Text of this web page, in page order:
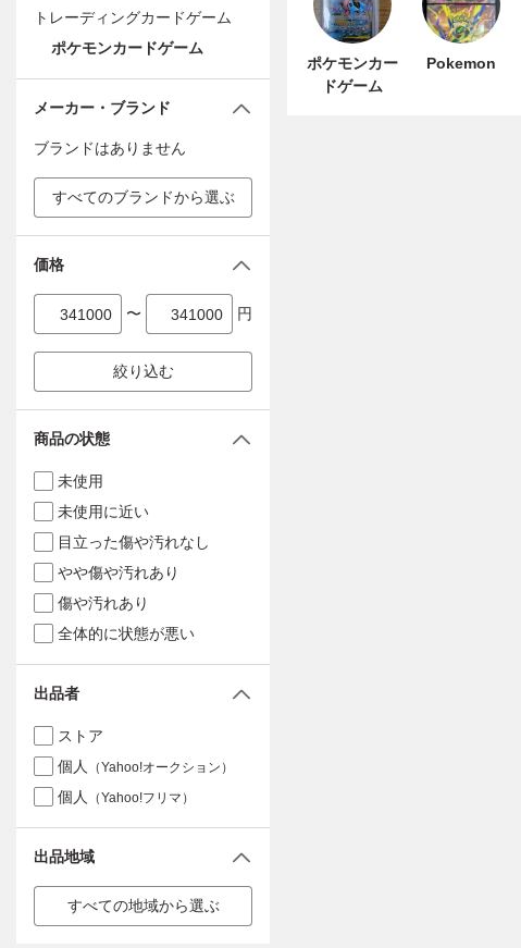
ポケモンカー
ドゲーム
Pokemon
トレーディングカードゲーム
ポケモンカードゲーム
メーカー・ブランド
ブランドはありません
すべてのブランドから選ぶ
価格
〜 円
絞り込む
商品の状態
未使用
未使用に近い
目立った傷や汚れなし
やや傷や汚れあり
傷や汚れあり
全体的に状態が悪い
出品者
ストア
個人
（Yahoo!オークション）
個人 （Yahoo!フリマ）
出品地域
すべての地域から選ぶ